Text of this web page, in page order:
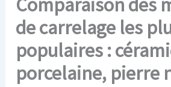
Comparaison des
de carrelage les
populaires :
porcelaine, pierre